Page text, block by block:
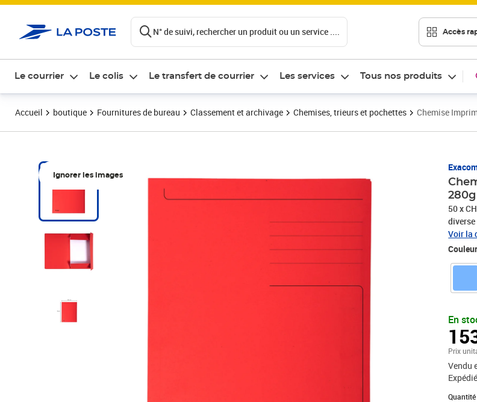
N° de suivi, rechercher un produit ou un service .... Accès
Le courrier Le colis Le transfert de courrier Les services Tous nos produits
Accueil boutique Fournitures de bureau Classement et archivage Chemises, trieurs et pochettes Chemise
Ignorer les images
280g
50 x
NON
Voir la
En
Prix
Prix
Vendu
Quantité